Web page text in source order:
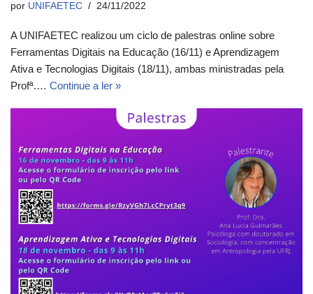
por UNIFAETEC 24/11/2022
A UNIFAETEC realizou um ciclo de palestras online sobre
Ferramentas Digitais na Educação (16/11) e Aprendizagem
Ativa e Tecnologias Digitais (18/11), ambas ministradas pela
Profª.… Continue a ler »